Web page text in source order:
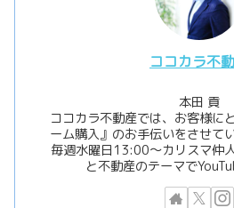
ココカラ不
本田 貢
ココカラ不動産では、お客様に
ーム購入』のお手伝いをさせて
毎週水曜日13:00〜カリスマ仲
と不動産のテーマで